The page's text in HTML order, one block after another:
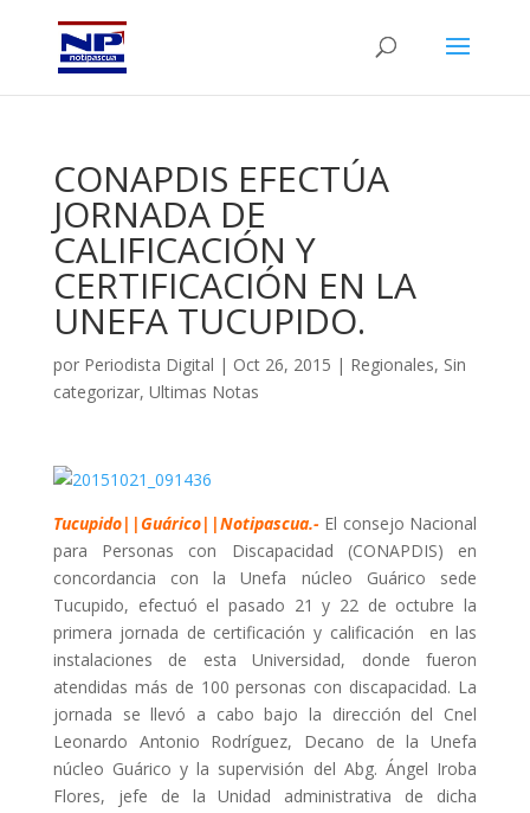
CONAPDIS EFECTÚA
JORNADA DE
CALIFICACIÓN Y
CERTIFICACIÓN EN LA
UNEFA TUCUPIDO.
por Periodista Digital | Oct 26, 2015 | Regionales, Sin
categorizar, Ultimas Notas
Tucupido||Guárico||Notipascua.-El consejo Nacional
para Personas con Discapacidad (CONAPDIS) en
concordancia con la Unefa núcleo Guárico sede
Tucupido, efectuó el pasado 21 y 22 de octubre la
primera jornada de certificación y calificación en las
instalaciones de esta Universidad, donde fueron
atendidas más de 100 personas con discapacidad. La
jornada se llevó a cabo bajo la dirección del Cnel
Leonardo Antonio Rodríguez, Decano de la Unefa
núcleo Guárico y la supervisión del Abg. Ángel Iroba
Flores, jefe de la Unidad administrativa de dicha